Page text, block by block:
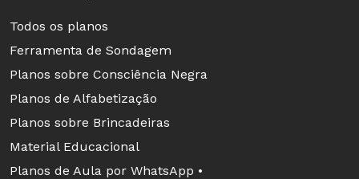
Todos os planos
Ferramenta de Sondagem
Planos sobre Consciência Negra
Planos de Alfabetização
Planos sobre Brincadeiras
Material Educacional
Planos de Aula por WhatsApp •